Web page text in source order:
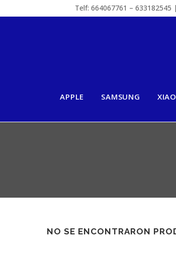
Telf: 664067761 –
APPLE SAMSUNG
NO SE ENCONTRARON